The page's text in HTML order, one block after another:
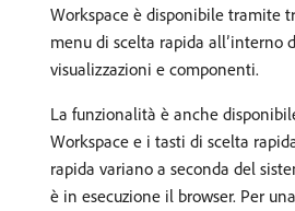
Workspace è disponibile tramite
menu di scelta rapida all’interno
visualizzazioni e componenti.
La funzionalità è anche
Workspace e i tasti di scelta
rapida variano a seconda del
è in esecuzione il browser. Per